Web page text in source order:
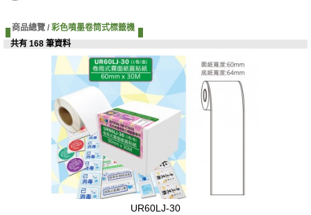
商品總覽 / 彩色噴墨卷筒式標籤機
共有 168 筆資料
UR60LJ-30